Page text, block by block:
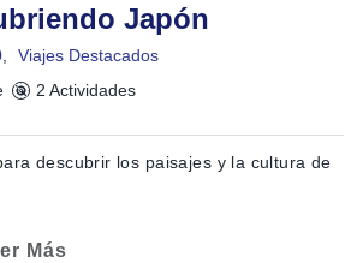
Japón
Viajes Destacados
2 Actividades
descubrir los paisajes y la cultura de
Más